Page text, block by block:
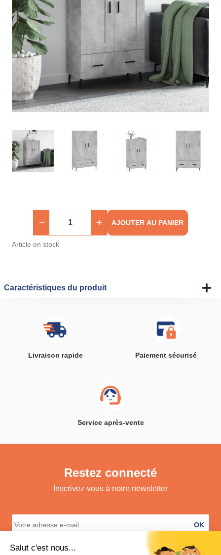
AJOUTER AU PANIER
Article en stock
Caractéristiques du produit
Livraison rapide Paiement sécurisé
Service après-vente
Restez connecté
Inscrivez-vous à notre newsletter
OK